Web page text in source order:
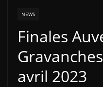
NEWS
Finales
avril 2023